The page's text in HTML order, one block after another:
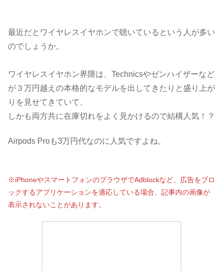
最近だとワイヤレスイヤホンで聴いているという人が多い
のでしょうか。
ワイヤレスイヤホン界隈は、Technicsやゼンハイザーなど
が３万円越えの本格的なモデルを出してきたりと盛り上が
りを見せてきていて、
しかも両方共に在庫切れをよく見かけるので結構人気！？
Airpods Proも3万円代なのに人気ですよね。
※iPhoneやスマートフォンのブラウザでAdblockなど、広告をブロ
ックするアプリケーションを適応している場合、記事内の画像が
表示されないことがあります。